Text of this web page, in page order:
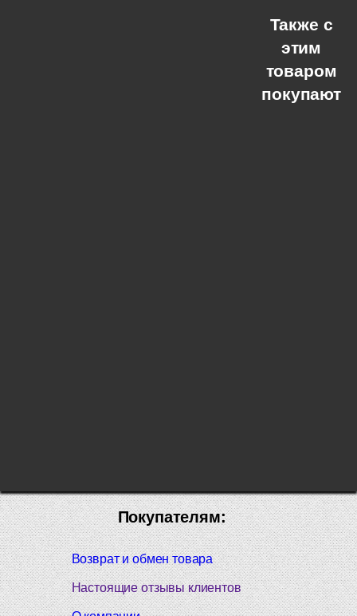
Также с
этим
товаром
покупают
Покупателям:
Возврат и обмен товара
Настоящие отзывы клиентов